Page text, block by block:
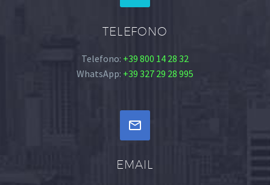
TELEFONO
Telefono: +39 800 14 28 32
WhatsApp: +39 327 29 28 995


EMAIL